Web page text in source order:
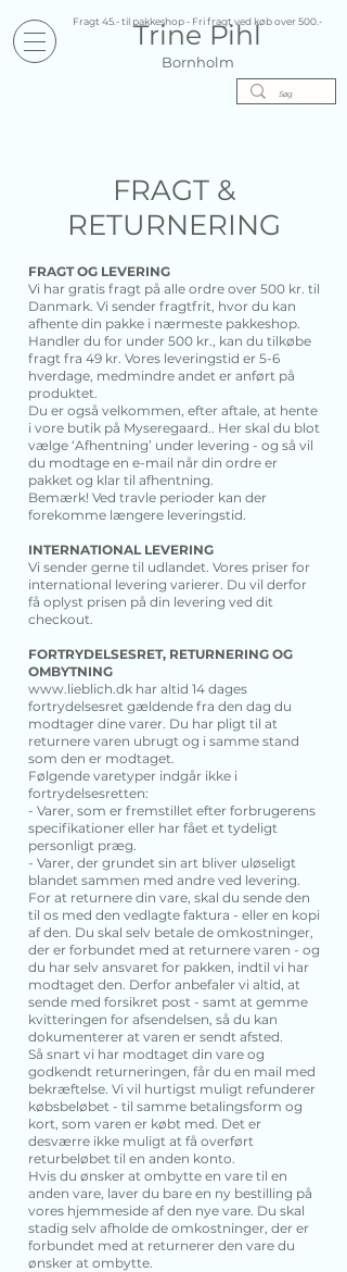
Fragt 45.- til pakkeshop - Fri fragt ved køb over 500.-
Trine Pihl
Bornholm
FRAGT &
RETURNERING
FRAGT OG LEVERING
Vi har gratis fragt på alle ordre over 500 kr. til
Danmark. Vi sender fragtfrit, hvor du kan
afhente din pakke i nærmeste pakkeshop.
Handler du for under 500 kr., kan du tilkøbe
fragt fra 49 kr. Vores leveringstid er 5-6
hverdage, medmindre andet er anført på
produktet.
Du er også velkommen, efter aftale, at hente
i vore butik på Myseregaard.. Her skal du blot
vælge ‘Afhentning’ under levering - og så vil
du modtage en e-mail når din ordre er
pakket og klar til afhentning.
Bemærk! Ved travle perioder kan der
forekomme længere leveringstid.
INTERNATIONAL LEVERING
Vi sender gerne til udlandet. Vores priser for
international levering varierer. Du vil derfor
få oplyst prisen på din levering ved dit
checkout.
FORTRYDELSESRET, RETURNERING OG
OMBYTNING
www.lieblich.dk har altid 14 dages
fortrydelsesret gældende fra den dag du
modtager dine varer. Du har pligt til at
returnere varen ubrugt og i samme stand
som den er modtaget.
Følgende varetyper indgår ikke i
fortrydelsesretten:
- Varer, som er fremstillet efter forbrugerens
specifikationer eller har fået et tydeligt
personligt præg.
- Varer, der grundet sin art bliver uløseligt
blandet sammen med andre ved levering.
For at returnere din vare, skal du sende den
til os med den vedlagte faktura - eller en kopi
af den. Du skal selv betale de omkostninger,
der er forbundet med at returnere varen - og
du har selv ansvaret for pakken, indtil vi har
modtaget den. Derfor anbefaler vi altid, at
sende med forsikret post - samt at gemme
kvitteringen for afsendelsen, så du kan
dokumenterer at varen er sendt afsted.
Så snart vi har modtaget din vare og
godkendt returneringen, får du en mail med
bekræftelse. Vi vil hurtigst muligt refunderer
købsbeløbet - til samme betalingsform og
kort, som varen er købt med. Det er
desværre ikke muligt at få overført
returbeløbet til en anden konto.
Hvis du ønsker at ombytte en vare til en
anden vare, laver du bare en ny bestilling på
vores hjemmeside af den nye vare. Du skal
stadig selv afholde de omkostninger, der er
forbundet med at returnerer den vare du
ønsker at ombytte.